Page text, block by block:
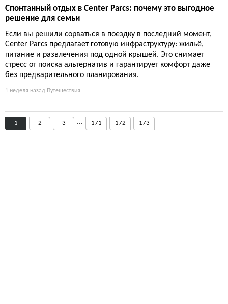
Спонтанный отдых в Center Parcs: почему это выгодное
решение для семьи
Если вы решили сорваться в поездку в последний момент,
Center Parcs предлагает готовую инфраструктуру: жильё,
питание и развлечения под одной крышей. Это снимает
стресс от поиска альтернатив и гарантирует комфорт даже
без предварительного планирования.
1 неделя назад Путешествия
1 2 3 ... 171 172 173